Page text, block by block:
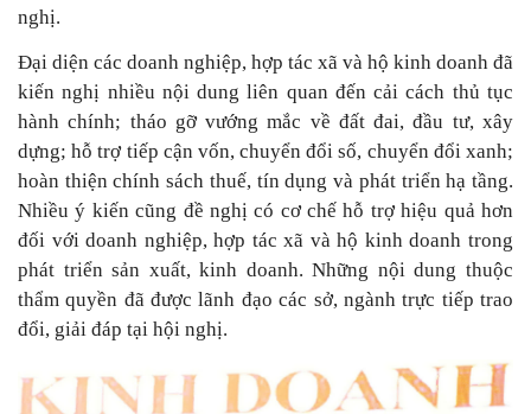
nghị.
Đại diện các doanh nghiệp, hợp tác xã và hộ kinh doanh đã
kiến nghị nhiều nội dung liên quan đến cải cách thủ tục
hành chính; tháo gỡ vướng mắc về đất đai, đầu tư, xây
dựng; hỗ trợ tiếp cận vốn, chuyển đổi số, chuyển đổi xanh;
hoàn thiện chính sách thuế, tín dụng và phát triển hạ tầng.
Nhiều ý kiến cũng đề nghị có cơ chế hỗ trợ hiệu quả hơn
đối với doanh nghiệp, hợp tác xã và hộ kinh doanh trong
phát triển sản xuất, kinh doanh. Những nội dung thuộc
thẩm quyền đã được lãnh đạo các sở, ngành trực tiếp trao
đổi, giải đáp tại hội nghị.